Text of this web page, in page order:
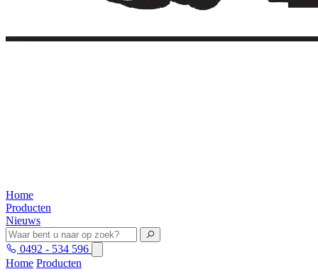
Home
Producten
Nieuws
0492 - 534 596
Home Producten